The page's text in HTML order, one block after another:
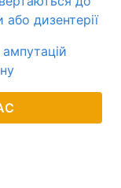
дизентерії
ампутацій